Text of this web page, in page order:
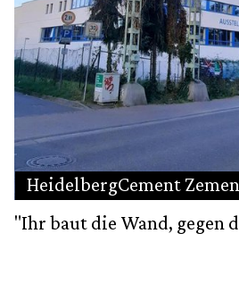
HeidelbergCement
"Ihr baut die Wand, gegen